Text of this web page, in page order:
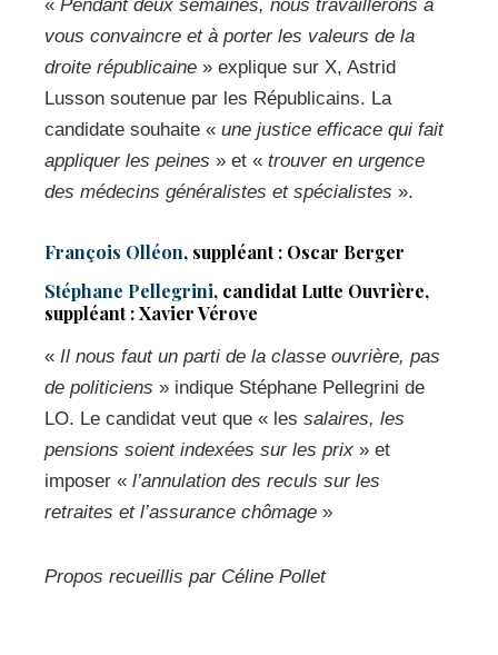
« Pendant deux semaines, nous travaillerons à
vous convaincre et à porter les valeurs de la
droite républicaine » explique sur X, Astrid
Lusson soutenue par les Républicains. La
candidate souhaite « une justice efficace qui fait
appliquer les peines » et « trouver en urgence
des médecins généralistes et spécialistes ».
François Olléon, suppléant : Oscar Berger
Stéphane Pellegrini, candidat Lutte Ouvrière,
suppléant : Xavier Vérove
« Il nous faut un parti de la classe ouvrière, pas
de politiciens » indique Stéphane Pellegrini de
LO. Le candidat veut que « les salaires, les
pensions soient indexées sur les prix » et
imposer « l’annulation des reculs sur les
retraites et l’assurance chômage »
Propos recueillis par Céline Pollet